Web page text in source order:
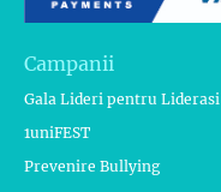
Campanii
Gala Lideri pentru Liderasi
1uniFEST
Prevenire Bullying